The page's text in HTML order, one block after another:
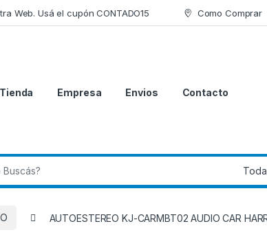
Web. Usá el cupón CONTADO15 Como Comprar
Tienda Empresa Envios Contacto
AUTOESTEREO KJ-CARMBT02 AUDIO CAR